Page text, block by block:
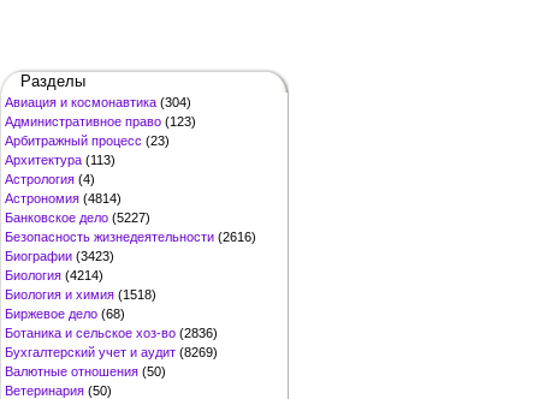
Разделы
Авиация и космонавтика (304)
Административное право (123)
Арбитражный процесс (23)
Архитектура (113)
Астрология (4)
Астрономия (4814)
Банковское дело (5227)
Безопасность жизнедеятельности (2616)
Биографии (3423)
Биология (4214)
Биология и химия (1518)
Биржевое дело (68)
Ботаника и сельское хоз-во (2836)
Бухгалтерский учет и аудит (8269)
Валютные отношения (50)
Ветеринария (50)